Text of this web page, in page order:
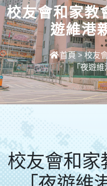
校友會和家教
遊維港
首頁>校友
「夜遊維
校友會和